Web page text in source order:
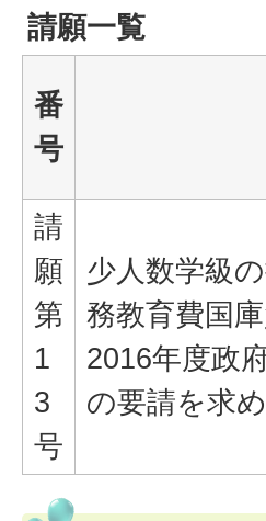
請願一覧
番
号
請
願
第
1
3
号
少人数学級
務教育費国
2016年度政
の要請を求